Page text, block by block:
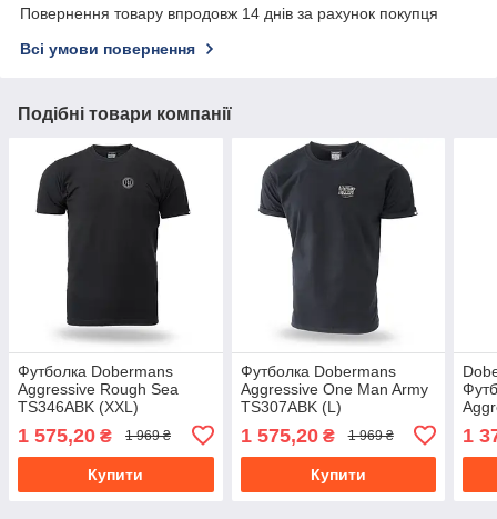
Повернення товару впродовж 14 днів за рахунок покупця
Всі умови повернення
Подібні товари компанії
Футболка Dobermans
Aggressive Rough Sea
TS346ABK (XXL)
1 575,20 ₴ 1 969 ₴
Купити
Футболка Dobermans
Aggressive One Man Army
TS307ABK (L)
1 575,20₴ 1 969 ₴
Купити
1